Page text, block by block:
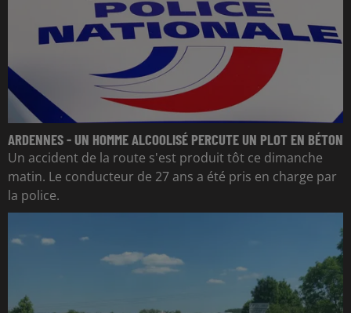
ARDENNES - UN HOMME ALCOOLISÉ PERCUTE UN PLOT EN BÉTON
Un accident de la route s'est produit tôt ce dimanche
matin. Le conducteur de 27 ans a été pris en charge par
la police.